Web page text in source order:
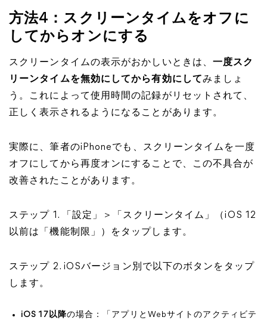
方法4：スクリーンタイムをオフに
してからオンにする
スクリーンタイムの表示がおかしいときは、 一度スク
リーンタイムを無効にしてから有効にしてみましょ
う。これによって使用時間の記録がリセットされて、
正しく表示されるようになることがあります。
実際に、筆者のiPhoneでも、スクリーンタイムを一度
オフにしてから再度オンにすることで、この不具合が
改善されたことがあります。
ステップ 1. 「設定」＞「スクリーンタイム」（iOS 12
以前は「機能制限」）をタップします。
ステップ 2. iOSバージョン別で以下のボタンをタップ
します。
iOS 17以降の場合：「アプリとWebサイトのアクティビテ